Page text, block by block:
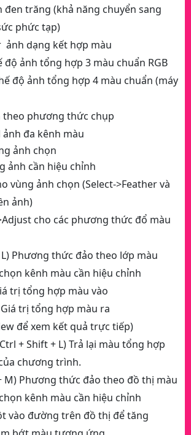
đen trăng (khả năng chuyển sang
phức tạp)
ảnh dạng kết hợp màu
độ ảnh tổng hợp 3 màu chuẩn RGB
độ ảnh tổng hợp 4 màu chuẩn (máy
theo phương thức chụp
đa kênh màu
ảnh chọn
ảnh cần hiệu chỉnh
vùng ảnh chọn (Select->Feather và
ảnh)
cho các phương thức đổ màu
L) Phương thức đảo theo lớp màu
kênh màu cần hiệu chỉnh
trị tổng hợp màu vào
trị tổng hợp màu ra
để xem kết quả trực tiếp)
+ Shift + L) Trả lại màu tổng hợp
chương trình.
M) Phương thức đảo theo đồ thị màu
kênh màu cần hiệu chỉnh
vào đường trên đồ thị để tăng